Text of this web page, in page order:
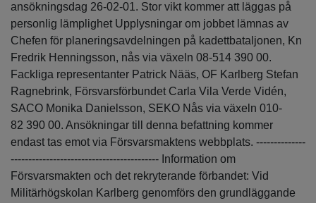
ansökningsdag 26-02-01. Stor vikt kommer att läggas på
personlig lämplighet Upplysningar om jobbet lämnas av
Chefen för planeringsavdelningen på kadettbataljonen, Kn
Fredrik Henningsson, nås via växeln 08-514 390 00.
Fackliga representanter Patrick Nääs, OF Karlberg Stefan
Ragnebrink, Försvarsförbundet Carla Vila Verde Vidén,
SACO Monika Danielsson, SEKO Nås via växeln 010-
82 390 00. Ansökningar till denna befattning kommer
endast tas emot via Försvarsmaktens webbplats. --------------
------------------------------------------ Information om
Försvarsmakten och det rekryterande förbandet: Vid
Militärhögskolan Karlberg genomförs den grundläggande